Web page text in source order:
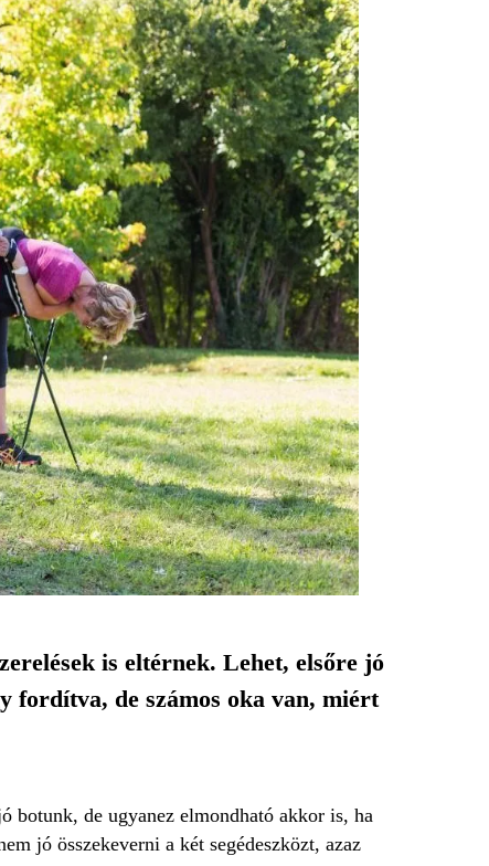
is eltérnek. Lehet, elsőre jó
fordítva, de számos oka van, miért
botunk, de ugyanez elmondható akkor is, ha
jó összekeverni a két segédeszközt, azaz